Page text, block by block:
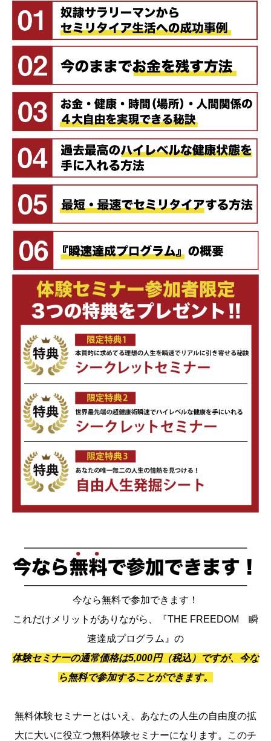
今なら無料で参加できます！
これだけメリットがありながら、『THE FREEDOM 瞬
速達成プログラム』の
体験セミナーの通常価格は5,000円（税込）ですが、今な
ら無料で参加することができます。
無料体験セミナーとはいえ、あなたの人生の自由度の拡
大に大いに役立つ無料体験セミナーになります。このチ